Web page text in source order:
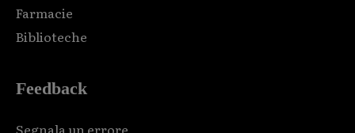
Farmacie
Biblioteche
Feedback